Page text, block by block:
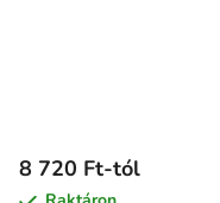
8 720 Ft-tól